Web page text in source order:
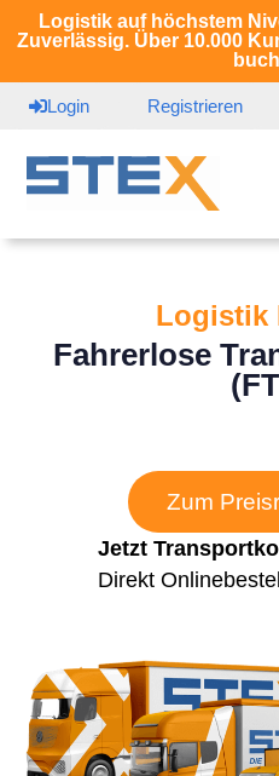
Logistik auf höchstem
Zuverlässig. Über 10.000
Login Registrieren
Logistik
Fahrerlose
Zum
Jetzt
Direkt